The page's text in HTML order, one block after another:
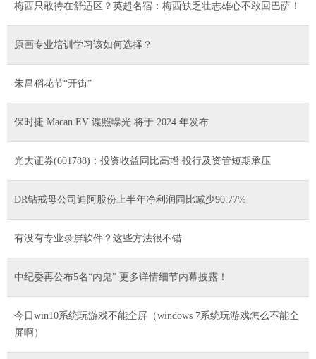
梅西只敢待在舒适区？英超名宿：梅西缺乏壮志雄心不敢回巴萨！
原画专业培训学习该如何选择？
朱昌稻花节“开街”
保时捷 Macan EV 谍照曝光 将于 2024 年发布
光大证券(601788)：投资收益同比高增 投行及资管短期承压
DR钻戒母公司迪阿股份上半年净利润同比减少90.77%
有没有专业录屏软件？这些方法很不错
中纪委再公布5名“内鬼” 更多详情细节内幕披露！
今日win10系统玩游戏不能全屏（windows 7系统玩游戏怎么不能全
屏啊）